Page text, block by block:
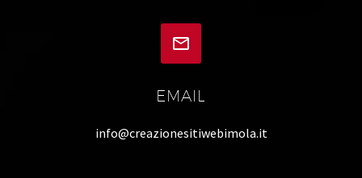


EMAIL
info@creazionesitiwebimola.it